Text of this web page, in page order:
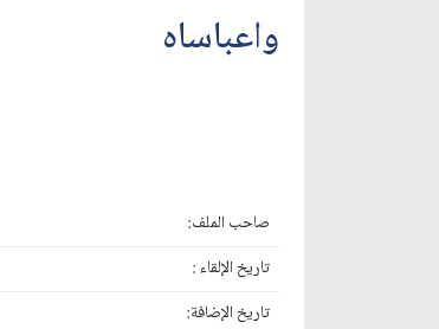
واعباساه
صاحب الملف:
تاريخ الإلقاء :
تاريخ الإضافة: